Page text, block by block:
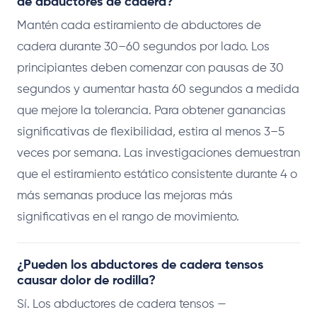
Mantén cada estiramiento de abductores de
cadera durante 30–60 segundos por lado. Los
principiantes deben comenzar con pausas de 30
segundos y aumentar hasta 60 segundos a medida
que mejore la tolerancia. Para obtener ganancias
significativas de flexibilidad, estira al menos 3–5
veces por semana. Las investigaciones demuestran
que el estiramiento estático consistente durante 4 o
más semanas produce las mejoras más
significativas en el rango de movimiento.
¿Pueden los abductores de cadera tensos
causar dolor de rodilla?
Sí. Los abductores de cadera tensos —